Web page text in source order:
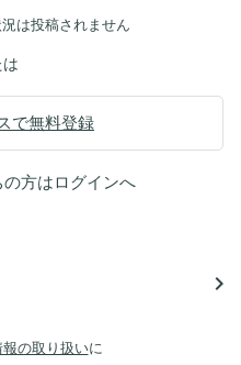
は投稿されません
は
で無料登録
方はログインへ
navigate_next
の取り扱いに